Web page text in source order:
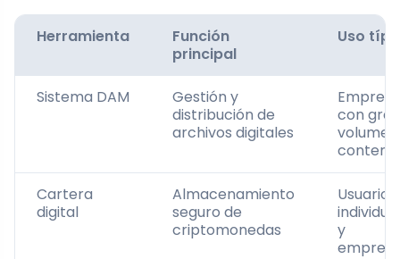
Herramienta
Función
principal
Uso
Sistema DAM
Gestión y
distribución de
archivos digitales
con gran
Cartera
digital
Almacenamiento
seguro de
criptomonedas
Usuarios
y